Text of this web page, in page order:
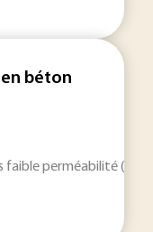
béton
faible perméabilité (ex.